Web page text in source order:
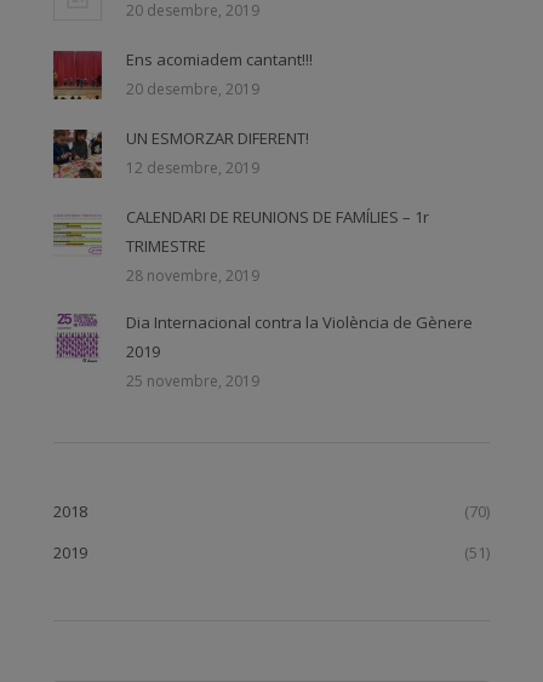
20 desembre, 2019
Ens acomiadem cantant!!!
20 desembre, 2019
UN ESMORZAR DIFERENT!
12 desembre, 2019
CALENDARI DE REUNIONS DE FAMÍLIES – 1r
TRIMESTRE
28 novembre, 2019
Dia Internacional contra la Violència de Gènere
2019
25 novembre, 2019
2018
(70)
2019
(51)